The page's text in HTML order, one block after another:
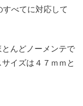
べてに対応して
んどノーメンテで
イズは４７ｍｍと